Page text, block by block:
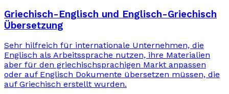
Griechisch-Englisch und Englisch-Griechisch
Übersetzung
Sehr hilfreich für internationale Unternehmen, die
Englisch als Arbeitssprache nutzen, ihre Materialien
aber für den griechischsprachigen Markt anpassen
oder auf Englisch Dokumente übersetzen müssen, die
auf Griechisch erstellt wurden.